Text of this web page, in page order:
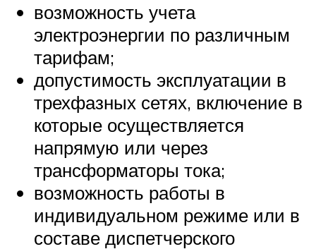
возможность учета
электроэнергии по различным
тарифам;
допустимость эксплуатации в
трехфазных сетях, включение в
которые осуществляется
напрямую или через
трансформаторы тока;
возможность работы в
индивидуальном режиме или в
составе диспетчерского